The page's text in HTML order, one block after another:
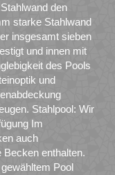
den
starke Stahlwand
insgesamt sieben
und innen mit
des Pools
und
Stahlpool: Wir
Im
auch
Becken enthalten.
Pool